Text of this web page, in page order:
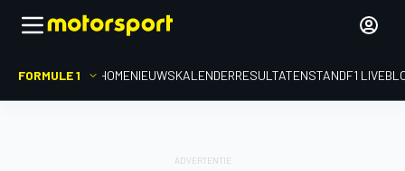
FORMULE 1 HOMENIEUWSKALENDERRESULTATENSTANDF1